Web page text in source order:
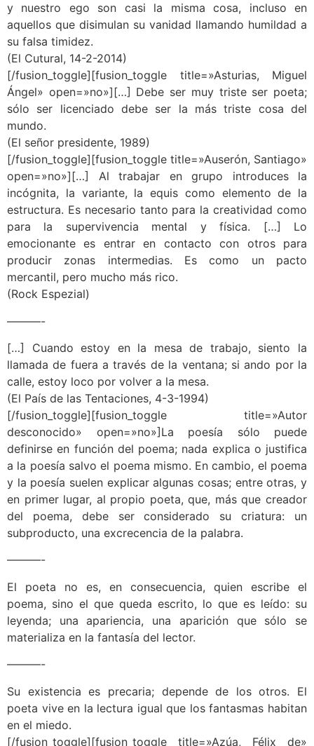
y nuestro ego son casi la misma cosa, incluso en
aquellos que disimulan su vanidad llamando humildad a
su falsa timidez.
(El Cutural, 14-2-2014)
[/fusion_toggle][fusion_toggle title=»Asturias, Miguel
Ángel» open=»no»][…] Debe ser muy triste ser poeta;
sólo ser licenciado debe ser la más triste cosa del
mundo.
(El señor presidente, 1989)
[/fusion_toggle][fusion_toggle title=»Auserón, Santiago»
open=»no»][…] Al trabajar en grupo introduces la
incógnita, la variante, la equis como elemento de la
estructura. Es necesario tanto para la creatividad como
para la supervivencia mental y física. […] Lo
emocionante es entrar en contacto con otros para
producir zonas intermedias. Es como un pacto
mercantil, pero mucho más rico.
(Rock Espezial)
———-
[…] Cuando estoy en la mesa de trabajo, siento la
llamada de fuera a través de la ventana; si ando por la
calle, estoy loco por volver a la mesa.
(El País de las Tentaciones, 4-3-1994)
[/fusion_toggle][fusion_toggle title=»Autor
desconocido» open=»no»]La poesía sólo puede
definirse en función del poema; nada explica o justifica
a la poesía salvo el poema mismo. En cambio, el poema
y la poesía suelen explicar algunas cosas; entre otras, y
en primer lugar, al propio poeta, que, más que creador
del poema, debe ser considerado su criatura: un
subproducto, una excrecencia de la palabra.
———-
El poeta no es, en consecuencia, quien escribe el
poema, sino el que queda escrito, lo que es leído: su
leyenda; una apariencia, una aparición que sólo se
materializa en la fantasía del lector.
———-
Su existencia es precaria; depende de los otros. El
poeta vive en la lectura igual que los fantasmas habitan
en el miedo.
[/fusion_toggle][fusion_toggle title=»Azúa, Félix de»